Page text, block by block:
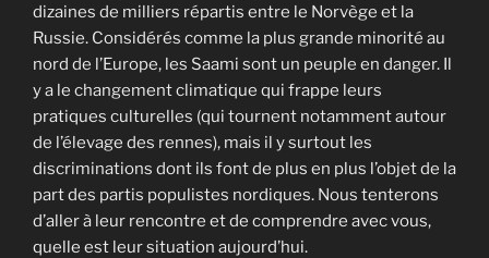
dizaines de milliers répartis entre le Norvège et la
Russie. Considérés comme la plus grande minorité au
nord de l’Europe, les Saami sont un peuple en danger. Il
y a le changement climatique qui frappe leurs
pratiques culturelles (qui tournent notamment autour
de l’élevage des rennes), mais il y surtout les
discriminations dont ils font de plus en plus l’objet de la
part des partis populistes nordiques. Nous tenterons
d’aller à leur rencontre et de comprendre avec vous,
quelle est leur situation aujourd’hui.